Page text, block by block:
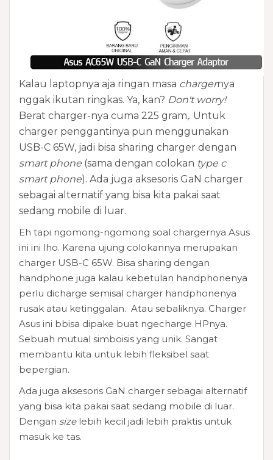
Kalau laptopnya aja ringan masa chargernya
nggak ikutan ringkas. Ya, kan? Don't worry!
Berat charger-nya cuma 225 gram,. Untuk
charger penggantinya pun menggunakan
USB-C 65W, jadi bisa sharing charger dengan
smart phone (sama dengan colokan type c
smart phone). Ada juga aksesoris GaN charger
sebagai alternatif yang bisa kita pakai saat
sedang mobile di luar.
Eh tapi ngomong-ngomong soal chargernya Asus
ini ini lho. Karena ujung colokannya merupakan
charger USB-C 65W. Bisa sharing dengan
handphone juga kalau kebetulan handphonenya
perlu dicharge semisal charger handphonenya
rusak atau ketinggalan. Atau sebaliknya. Charger
Asus ini bbisa dipake buat ngecharge HPnya.
Sebuah mutual simboisis yang unik. Sangat
membantu kita untuk lebih fleksibel saat
bepergian.
Ada juga aksesoris GaN charger sebagai alternatif
yang bisa kita pakai saat sedang mobile di luar.
Dengan sizelebih kecil jadi lebih praktis untuk
masuk ke tas.